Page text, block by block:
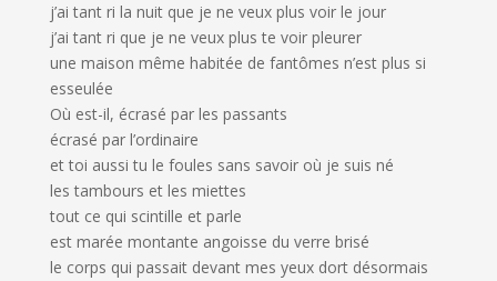
j’ai tant ri la nuit que je ne veux plus voir le jour
j’ai tant ri que je ne veux plus te voir pleurer
une maison même habitée de fantômes n’est plus si
esseulée
Où est-il, écrasé par les passants
écrasé par l’ordinaire
et toi aussi tu le foules sans savoir où je suis né
les tambours et les miettes
tout ce qui scintille et parle
est marée montante angoisse du verre brisé
le corps qui passait devant mes yeux dort désormais